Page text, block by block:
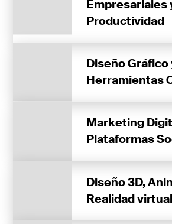
Empresariales
Productividad
Diseño Gráfico
Herramientas
Marketing
Plataformas
Diseño 3D,
Realidad virtual